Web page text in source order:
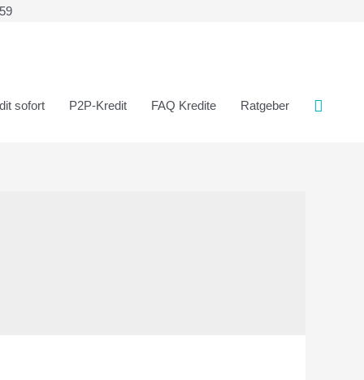
sofort P2P-Kredit FAQ Kredite Ratgeber